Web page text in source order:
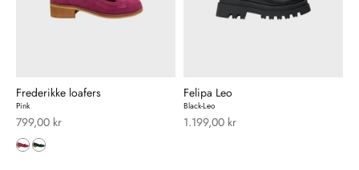
Frederikke loafers
Pink
Salgspris
799,00 kr
Felipa Leo
Black-Leo
Salgspris
1.199,00 kr